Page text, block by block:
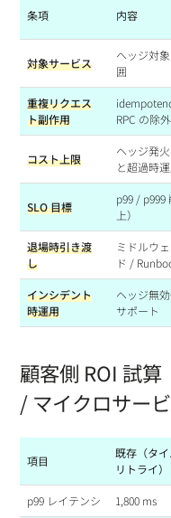
条項 内容
対象サービス
ヘッジ対
囲
重複リクエス
ト副作用
RPC の除外
コスト上限
ヘッジ発火
と超過時
SLO 目標
p99 / p999
上）
退場時引き渡
し
ミドルウ
ド /
インシデント
時運用
ヘッジ無
サポート
顧客側 ROI 試算
/ マイクロサービ
項目
既存（タ
リトライ）
p99 レイテンシ 1,800 ms